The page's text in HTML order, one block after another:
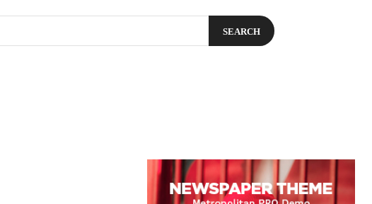
SEARCH